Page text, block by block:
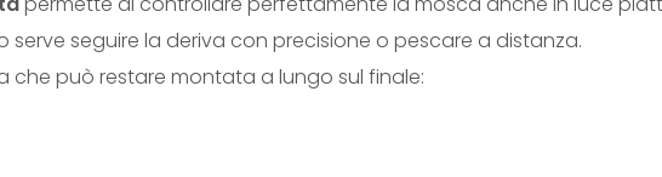
seguire la deriva con precisione o pescare a distanza.
che può restare montata a lungo sul finale: